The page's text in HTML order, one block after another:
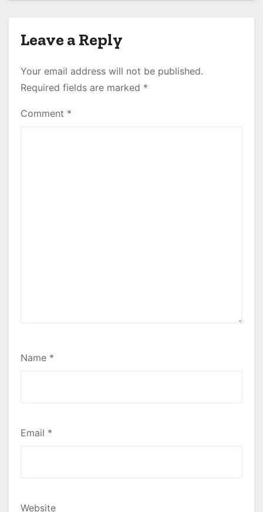
Leave a Reply
Your email address will not be published.
Required fields are marked *
Comment *
Name *
Email *
Website